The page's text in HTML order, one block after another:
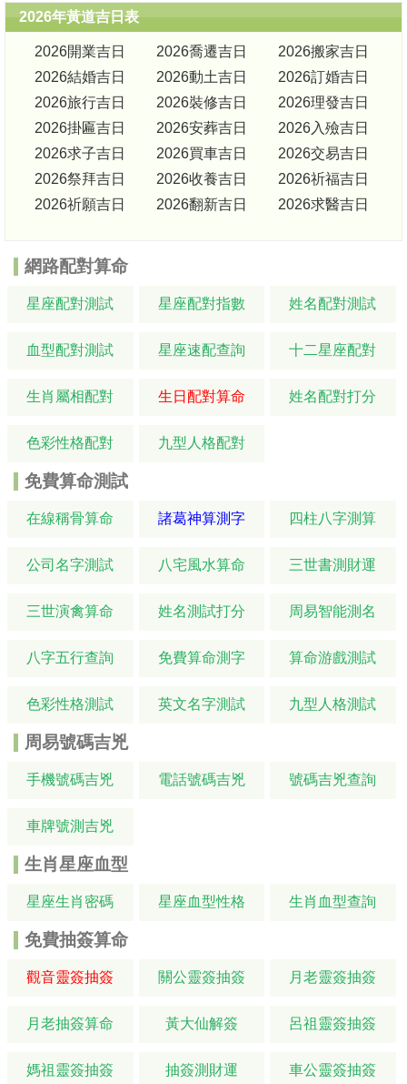
2026年黃道吉日表
2026開業吉日 2026喬遷吉日
2026搬家吉日
2026結婚吉日
2026動土吉日
2026訂婚吉日
2026旅行吉日
2026裝修吉日
2026理發吉日
2026掛匾吉日
2026安葬吉日
2026入殮吉日
2026求子吉日
2026買車吉日
2026交易吉日
2026祭拜吉日
2026收養吉日
2026祈福吉日
2026祈願吉日
2026翻新吉日 2026求醫吉日
網路配對算命
星座配對測試 星座配對指數 姓名配對測試
血型配對測試 星座速配查詢 十二星座配對
生肖屬相配對 生日配對算命 姓名配對打分
色彩性格配對 九型人格配對
免費算命測試
在線稱骨算命 諸葛神算測字 四柱八字測算
公司名字測試 八宅風水算命 三世書測財運
三世演禽算命 姓名測試打分 周易智能測名
八字五行查詢 免費算命測字 算命游戲測試
色彩性格測試 英文名字測試 九型人格測試
周易號碼吉兇
手機號碼吉兇 電話號碼吉兇 號碼吉兇查詢
車牌號測吉兇
生肖星座血型
星座生肖密碼 星座血型性格 生肖血型查詢
免費抽簽算命
觀音靈簽抽簽 關公靈簽抽簽 月老靈簽抽簽
月老抽簽算命 黃大仙解簽 呂祖靈簽抽簽
媽祖靈簽抽簽 抽簽測財運 車公靈簽抽簽